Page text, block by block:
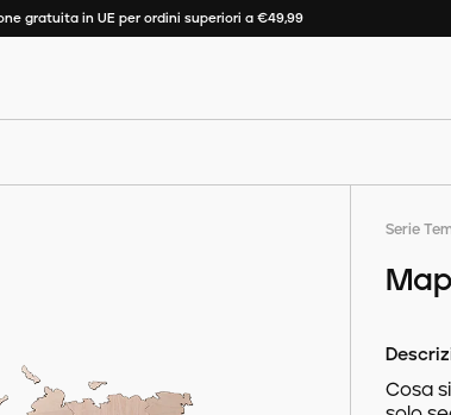
gratuita in UE per ordini superiori a €49,99
Serie
Cosa